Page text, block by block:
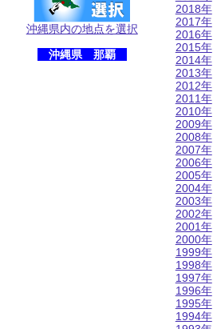
沖縄県内の地点を選択
沖縄県 那覇
2018年
2017年
2016年
2015年
2014年
2013年
2012年
2011年
2010年
2009年
2008年
2007年
2006年
2005年
2004年
2003年
2002年
2001年
2000年
1999年
1998年
1997年
1996年
1995年
1994年